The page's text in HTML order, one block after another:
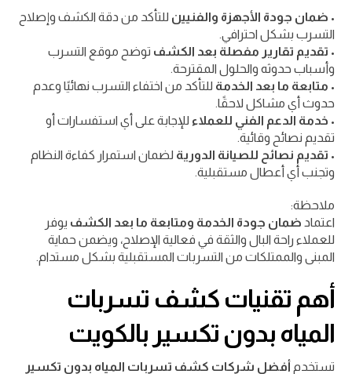
• ضمان جودة الأجهزة والفنيين للتأكد من دقة الكشف وإصلاح
التسرب بشكل احترافي.
• تقديم تقارير مفصلة بعد الكشف توضح موقع التسرب
وأسباب حدوثه والحلول المقترحة.
• متابعة ما بعد الخدمة للتأكد من اختفاء التسرب نهائيًا وعدم
حدوث أي مشاكل لاحقًا.
• خدمة الدعم الفني للعملاء للإجابة على أي استفسارات أو
تقديم نصائح وقائية.
• تقديم نصائح للصيانة الدورية لضمان استمرار كفاءة النظام
وتجنب أي أعطال مستقبلية.
ملاحظة:
اعتماد ضمان جودة الخدمة ومتابعة ما بعد الكشف يوفر
للعملاء راحة البال والثقة في فعالية الإصلاح، ويضمن حماية
المبنى والممتلكات من التسربات المستقبلية بشكل مستدام.
أهم تقنيات كشف تسربات
المياه بدون تكسير بالكويت
تستخدم أفضل شركات كشف تسربات المياه بدون تكسير